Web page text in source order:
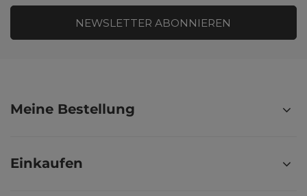
NEWSLETTER ABONNIEREN
Meine Bestellung
Einkaufen